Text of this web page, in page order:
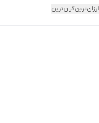
ارزان‌ترینگران‌ترین